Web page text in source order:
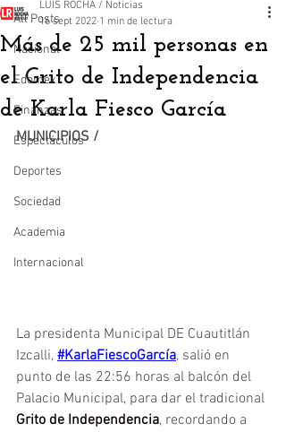
All Posts
Nacional
Edomex
Finanzas
Espectáculos
Deportes
Sociedad
Academia
Internacional
Más de 25 mil personas en
el Grito de Independencia
de Karla Fiesco García
LUIS ROCHA / Noticias
16 sept 2022 1 min de lectura
MUNICIPIOS /
La presidenta Municipal DE Cuautitlán
Izcalli, #KarlaFiescoGarcía, salió en
punto de las 22:56 horas al balcón del
Palacio Municipal, para dar el tradicional
Grito de Independencia, recordando a